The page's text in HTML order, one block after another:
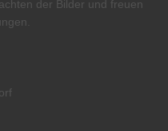
der Bilder und freuen